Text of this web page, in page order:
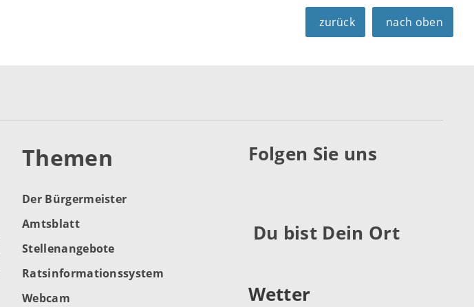
zurück nach oben
Themen
Der Bürgermeister
Amtsblatt
Stellenangebote
Ratsinformationssystem
Webcam
Folgen Sie uns
Du bist Dein Ort
Wetter